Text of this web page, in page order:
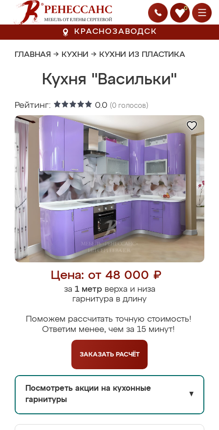
0
КРАСНОЗАВОДСК
ГЛАВНАЯ → КУХНИ → КУХНИ ИЗ ПЛАСТИКА
Кухня "Васильки"
Рейтинг: 0.0 (0 голосов)
Цена: от 48 000 ₽
за 1 метрверха и низа
гарнитура в длину
Поможем рассчитать точную стоимость!
Ответим менее, чем за 15 минут!
ЗАКАЗАТЬ РАСЧЁТ
Посмотреть акции на кухонные
гарнитуры
▼